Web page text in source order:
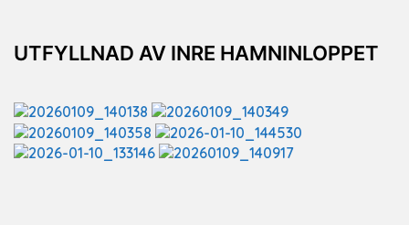
UTFYLLNAD AV INRE HAMNINLOPPET